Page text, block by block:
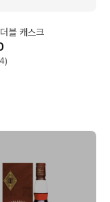
블 캐스크
)